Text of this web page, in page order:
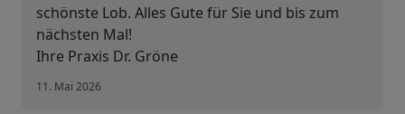
schönste Lob. Alles Gute für Sie und bis zum
nächsten Mal!
Ihre Praxis Dr. Gröne
11. Mai 2026